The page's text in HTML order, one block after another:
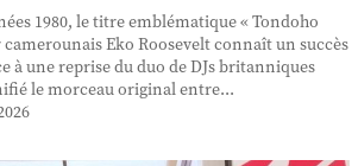
1980, le titre emblématique « Tondoho
Eko Roosevelt connaît un succès
à une reprise du duo de DJs britanniques
le morceau original entre...